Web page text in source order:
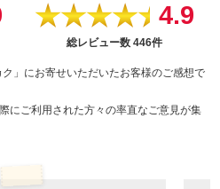
★★★★★4.9
総レビュー数 446件
」にお寄せいただいたお客様のご感想で
にご利用された方々の率直なご意見が集